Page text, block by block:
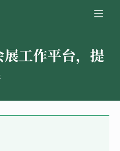
工作平台，提